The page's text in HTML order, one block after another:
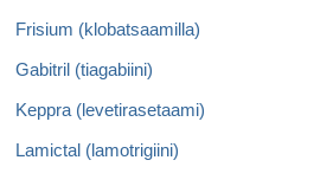
Frisium (klobatsaamilla)
Gabitril (tiagabiini)
Keppra (levetirasetaami)
Lamictal (lamotrigiini)